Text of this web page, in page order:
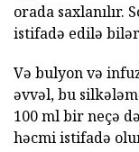
orada saxlanılır.
istifadə edilə
Və bulyon və
əvvəl, bu
100 ml bir neçə
həcmi istifadə